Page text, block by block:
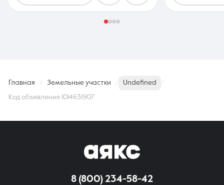
Главная Земельные участки Undefined
Код объявления 1014631907
8 (800) 234-58-42